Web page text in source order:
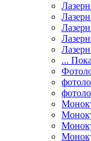
...